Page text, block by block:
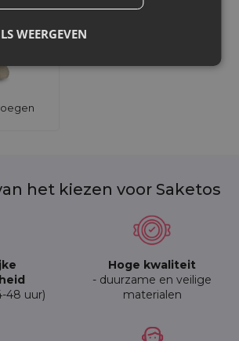
het kiezen voor Saketos
48 uur)
Hoge kwaliteit
- duurzame en veilige
materialen
WEERGEVEN